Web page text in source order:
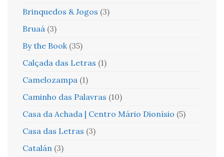
Brinquedos & Jogos (3)
Bruaá (3)
By the Book (35)
Calçada das Letras (1)
Camelozampa (1)
Caminho das Palavras (10)
Casa da Achada | Centro Mário Dionísio (5)
Casa das Letras (3)
Catalán (3)